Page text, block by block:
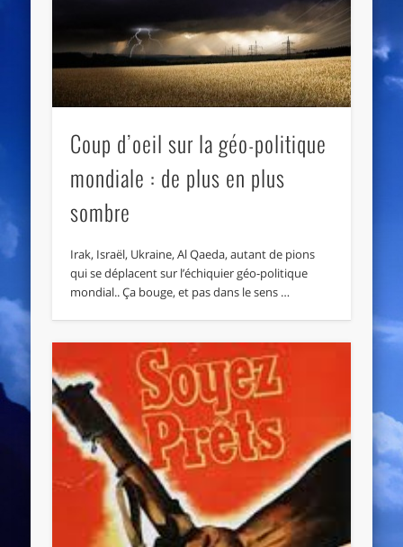
Coup d’oeil sur la géo-politique
mondiale : de plus en plus
sombre
Irak, Israël, Ukraine, Al Qaeda, autant de pions
qui se déplacent sur l’échiquier géo-politique
mondial.. Ça bouge, et pas dans le sens …